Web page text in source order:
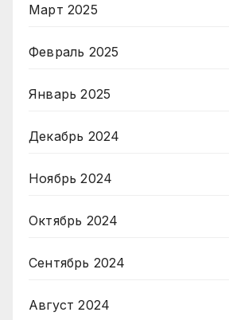
Март 2025
Февраль 2025
Январь 2025
Декабрь 2024
Ноябрь 2024
Октябрь 2024
Сентябрь 2024
Август 2024